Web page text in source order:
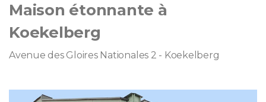
Maison étonnante à
Koekelberg
Avenue des Gloires Nationales 2 - Koekelberg